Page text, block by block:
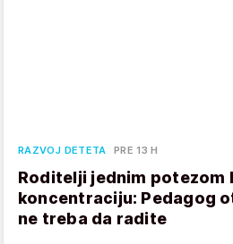
RAZVOJ DETETA PRE 13 H
Roditelji jednim potezom
koncentraciju: Pedagog
ne treba da radite